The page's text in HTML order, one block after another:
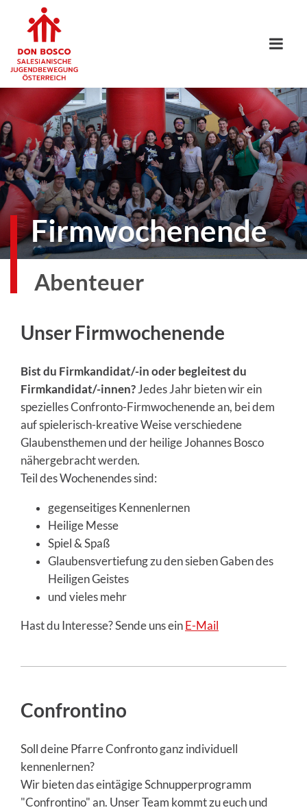
Firmwochenende
Abenteuer
Unser Firmwochenende
Bist du Firmkandidat/-in oder begleitest du
Firmkandidat/-innen?Jedes Jahr bieten wir ein
spezielles Confronto-Firmwochenende an, bei dem
auf spielerisch-kreative Weise verschiedene
Glaubensthemen und der heilige Johannes Bosco
nähergebracht werden.
Teil des Wochenendes sind:
gegenseitiges Kennenlernen
Heilige Messe
Spiel & Spaß
Glaubensvertiefung zu den sieben Gaben des
Heiligen Geistes
und vieles mehr
Hast du Interesse? Sende uns ein E-Mail
Confrontino
Soll deine Pfarre Confronto ganz individuell
kennenlernen?
Wir bieten das eintägige Schnupperprogramm
"Confrontino" an. Unser Team kommt zu euch und